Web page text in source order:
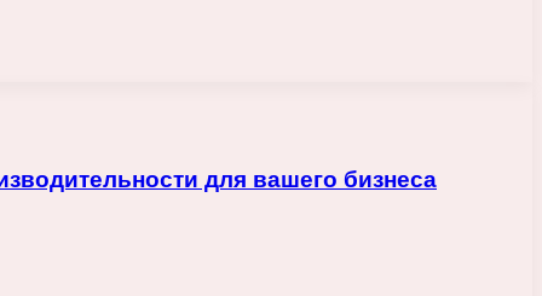
для вашего бизнеса